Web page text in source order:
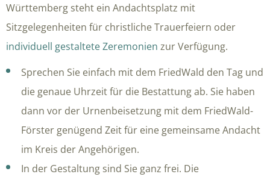
Württemberg steht ein Andachtsplatz mit
Sitzgelegenheiten für christliche Trauerfeiern oder
individuell gestaltete Zeremonien zur Verfügung.
Sprechen Sie einfach mit dem FriedWald den Tag und
die genaue Uhrzeit für die Bestattung ab. Sie haben
dann vor der Urnenbeisetzung mit dem FriedWald-
Förster genügend Zeit für eine gemeinsame Andacht
im Kreis der Angehörigen.
In der Gestaltung sind Sie ganz frei. Die